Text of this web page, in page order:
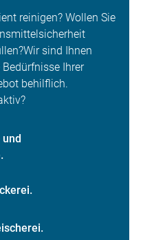
reinigen? Wollen Sie
sind Ihnen
Ihrer
behilflich.